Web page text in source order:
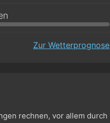
Zur Wetterprognose
rechnen, vor allem durch